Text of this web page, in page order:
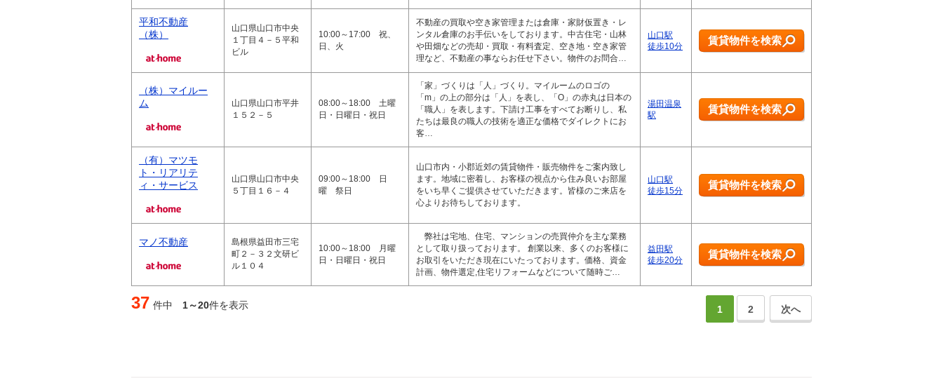
平和不動産
（株）
山口県山口市中央
１丁目４－５平和
ビル
10:00～17:00 祝、
日、火
不動産の買取や空き家管理または倉庫・家財仮置き・レ
ンタル倉庫のお手伝いをしております。中古住宅・山林
や田畑などの売却・買取・有料査定、空き地・空き家管
理など、不動産の事ならお任せ下さい。物件のお問合…
山口駅
徒歩10分
賃貸物件を検索
（株）マイルー
ム
山口県山口市平井
１５２－５
08:00～18:00 土曜
日・日曜日・祝日
「家」づくりは「人」づくり。マイルームのロゴの
「m」の上の部分は「人」を表し、「O」の赤丸は日本の
「職人」を表します。下請け工事をすべてお断りし、私
たちは最良の職人の技術を適正な価格でダイレクトにお
客…
湯田温泉
駅
賃貸物件を検索
（有）マツモ
ト・リアリテ
ィ・サービス
山口県山口市中央
５丁目１６－４
09:00～18:00 日
曜 祭日
山口市内・小郡近郊の賃貸物件・販売物件をご案内致し
ます。地域に密着し、お客様の視点から住み良いお部屋
をいち早くご提供させていただきます。皆様のご来店を
心よりお待ちしております。
山口駅
徒歩15分
賃貸物件を検索
マノ不動産
島根県益田市三宅
町２－３２文研ビ
ル１０４
10:00～18:00 月曜
日・日曜日・祝日
弊社は宅地、住宅、マンションの売買仲介を主な業務
として取り扱っております。 創業以来、多くのお客様に
お取引をいただき現在にいたっております。価格、資金
計画、物件選定,住宅リフォームなどについて随時ご…
益田駅
徒歩20分
賃貸物件を検索
37 件中 1～20件を表示 1 2 次へ